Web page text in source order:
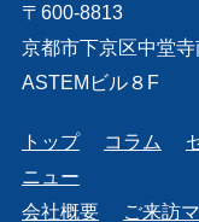
〒600-8813
京都市下京区中堂
ASTEMビル８F
トップ コラム
ニュー
会社概要
ご来訪